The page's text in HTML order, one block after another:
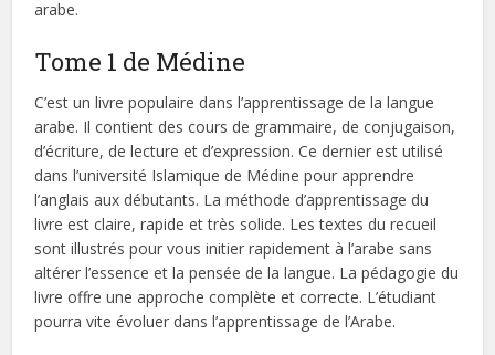
arabe.
Tome 1 de Médine
C’est un livre populaire dans l’apprentissage de la langue
arabe. Il contient des cours de grammaire, de conjugaison,
d’écriture, de lecture et d’expression. Ce dernier est utilisé
dans l’université Islamique de Médine pour apprendre
l’anglais aux débutants. La méthode d’apprentissage du
livre est claire, rapide et très solide. Les textes du recueil
sont illustrés pour vous initier rapidement à l’arabe sans
altérer l’essence et la pensée de la langue. La pédagogie du
livre offre une approche complète et correcte. L’étudiant
pourra vite évoluer dans l’apprentissage de l’Arabe.